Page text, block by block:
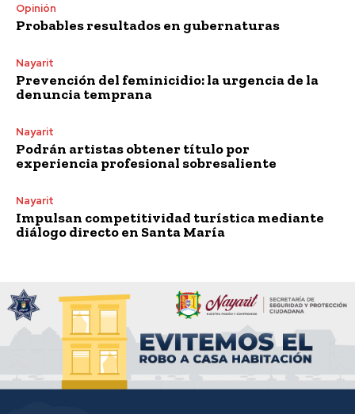
Opinión
Probables resultados en gubernaturas
Nayarit
Prevención del feminicidio: la urgencia de la
denuncia temprana
Nayarit
Podrán artistas obtener título por
experiencia profesional sobresaliente
Nayarit
Impulsan competitividad turística mediante
diálogo directo en Santa María